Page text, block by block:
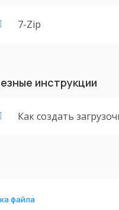
7-Zip
инструкции
Как создать
файла